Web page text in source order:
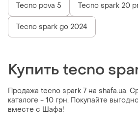
Tecno pova 5 Tecno spark 20
Tecno spark go 2024
Купить tecno
Продажа tecno spark 7 на shafa.ua.
каталоге - 10 грн. Покупайте
вместе с Шафа!